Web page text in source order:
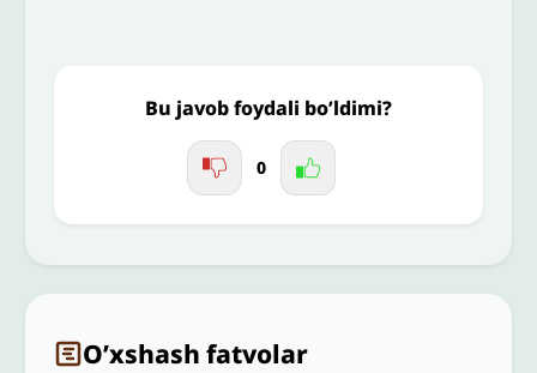
Bu javob foydali bo’ldimi?
0
O’xshash fatvolar